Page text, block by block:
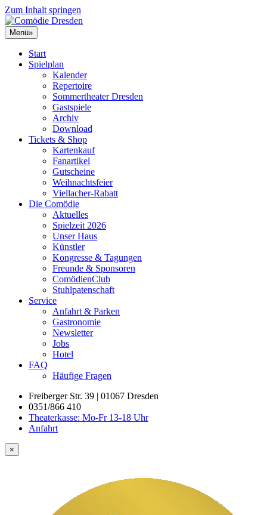
Zum Inhalt springen
Menü»
Start
Spielplan
Kalender
Repertoire
Sommertheater Dresden
Gastspiele
Archiv
Download
Tickets & Shop
Kartenkauf
Fanartikel
Gutscheine
Weihnachtsfeier
Viellacher-Rabatt
Die Comödie
Aktuelles
Spielzeit 2026
Unser Haus
Künstler
Kongresse & Tagungen
Freunde & Sponsoren
ComödienClub
Stuhlpatenschaft
Service
Anfahrt & Parken
Gastronomie
Newsletter
Jobs
Hotel
FAQ
Häufige Fragen
Freiberger Str. 39 | 01067 Dresden
0351/866 410
Theaterkasse: Mo-Fr 13-18 Uhr
Anfahrt
×